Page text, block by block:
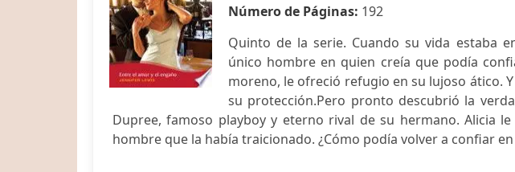
Número de Páginas: 192
Quinto de la serie. Cuando su vida estaba
único hombre en quien creía que podía
moreno, le ofreció refugio en su lujoso ático.
su protección.Pero pronto descubrió la
Dupree, famoso playboy y eterno rival de su hermano. Alicia
hombre que la había traicionado. ¿Cómo podía volver a confiar en